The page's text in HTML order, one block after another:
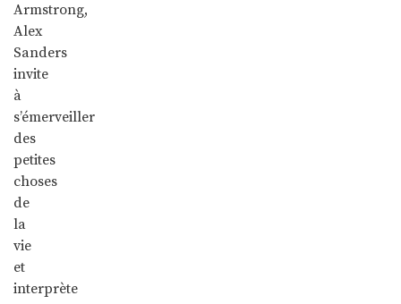
Armstrong,
Alex
Sanders
invite
à
s’émerveiller
des
petites
choses
de
la
vie
et
interprète